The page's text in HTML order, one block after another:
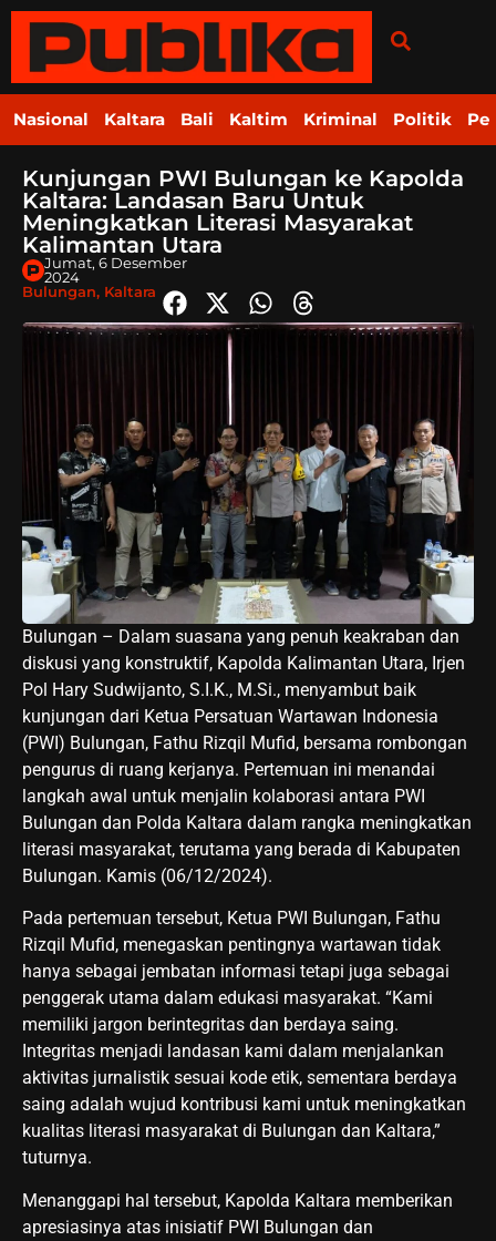
Nasional Kaltara Bali Kaltim Kriminal Politik
Kunjungan PWI Bulungan ke Kapolda
Kaltara: Landasan Baru Untuk
Meningkatkan Literasi Masyarakat
Kalimantan Utara
Jumat, 6 Desember
2024
Bulungan, Kaltara
Bulungan – Dalam suasana yang penuh keakraban dan
diskusi yang konstruktif, Kapolda Kalimantan Utara, Irjen
Pol Hary Sudwijanto, S.I.K., M.Si., menyambut baik
kunjungan dari Ketua Persatuan Wartawan Indonesia
(PWI) Bulungan, Fathu Rizqil Mufid, bersama rombongan
pengurus di ruang kerjanya. Pertemuan ini menandai
langkah awal untuk menjalin kolaborasi antara PWI
Bulungan dan Polda Kaltara dalam rangka meningkatkan
literasi masyarakat, terutama yang berada di Kabupaten
Bulungan. Kamis (06/12/2024).
Pada pertemuan tersebut, Ketua PWI Bulungan, Fathu
Rizqil Mufid, menegaskan pentingnya wartawan tidak
hanya sebagai jembatan informasi tetapi juga sebagai
penggerak utama dalam edukasi masyarakat. “Kami
memiliki jargon berintegritas dan berdaya saing.
Integritas menjadi landasan kami dalam menjalankan
aktivitas jurnalistik sesuai kode etik, sementara berdaya
saing adalah wujud kontribusi kami untuk meningkatkan
kualitas literasi masyarakat di Bulungan dan Kaltara,”
tuturnya.
Menanggapi hal tersebut, Kapolda Kaltara memberikan
apresiasinya atas inisiatif PWI Bulungan dan